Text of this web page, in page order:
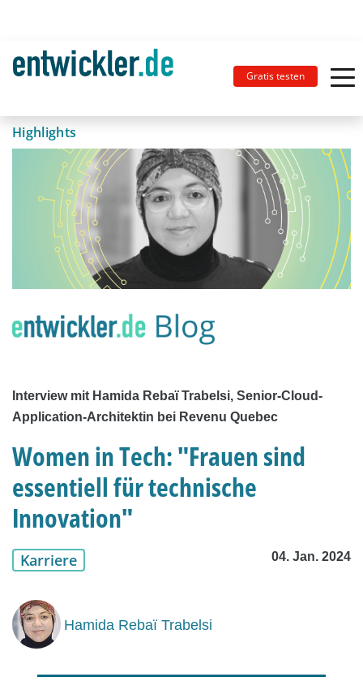
Gratis testen
Highlights
Interview mit Hamida Rebaï Trabelsi, Senior-Cloud-
Application-Architektin bei Revenu Quebec
Women in Tech: "Frauen sind
essentiell für technische
Innovation"
Karriere 04. Jan. 2024
Hamida Rebaï Trabelsi